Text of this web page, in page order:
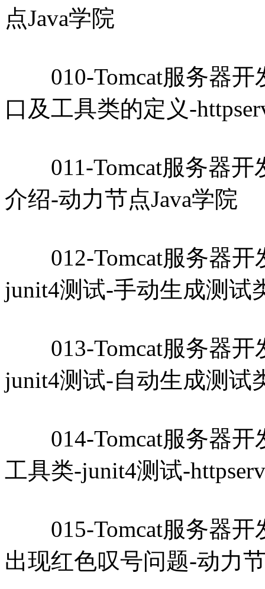
点Java学院
010-Tomcat服务器开
口及工具类的定义-
011-Tomcat服务器开
介绍-动力节点Java学院
012-Tomcat服务器开
junit4测试-手动生成测试
013-Tomcat服务器开
junit4测试-自动生成测试
014-Tomcat服务器开
工具类-junit4测试-
015-Tomcat服务器开
出现红色叹号问题-动力